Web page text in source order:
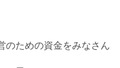
のための資金をみなさん